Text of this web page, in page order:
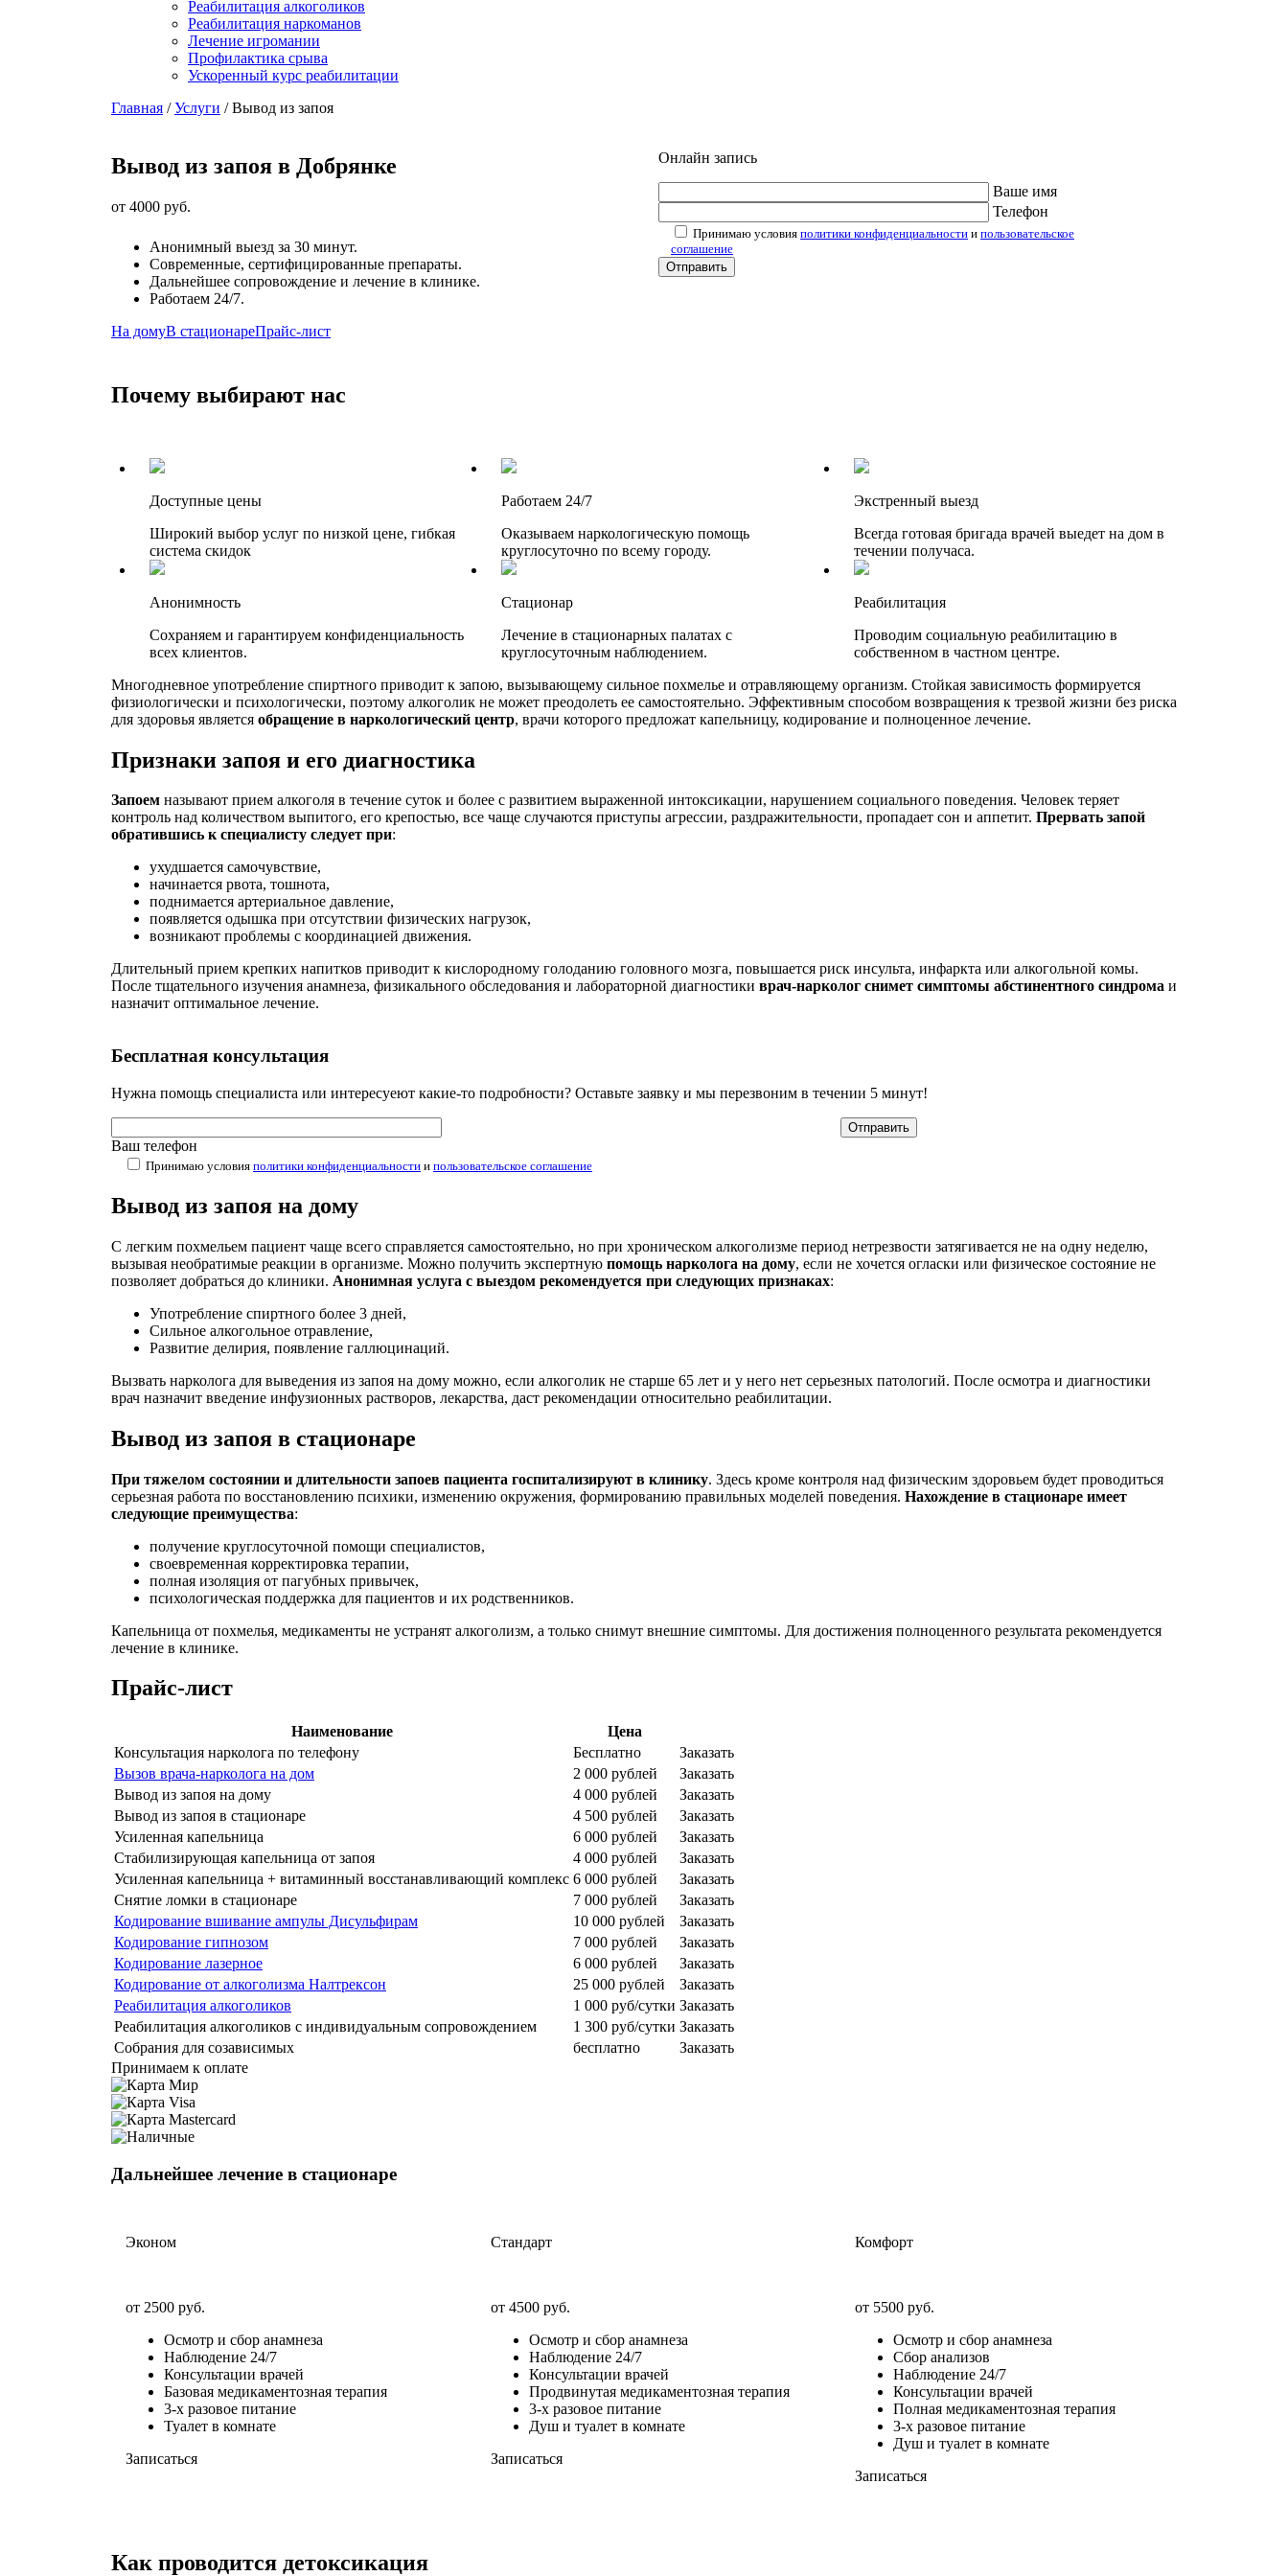
Реабилитация алкоголиков
Реабилитация наркоманов
Лечение игромании
Профилактика срыва
Ускоренный курс реабилитации
Главная /Услуги /Вывод из запоя
Вывод из запоя в Добрянке
от 4000 руб.
Анонимный выезд за 30 минут.
Современные, сертифицированные препараты.
Дальнейшее сопровождение и лечение в клинике.
Работаем 24/7.
На домуВ стационареПрайс-лист
Онлайн запись
Ваше имя
Телефон
Принимаю условия политики конфиденциальности и пользовательское
соглашение
Почему выбирают нас
Доступные цены
Широкий выбор услуг по низкой цене, гибкая
система скидок
Работаем 24/7
Оказываем наркологическую помощь
круглосуточно по всему городу.
Экстренный выезд
Всегда готовая бригада врачей выедет на дом в
течении получаса.
Анонимность
Сохраняем и гарантируем конфиденциальность
всех клиентов.
Стационар
Лечение в стационарных палатах с
круглосуточным наблюдением.
Реабилитация
Проводим социальную реабилитацию в
собственном в частном центре.
Многодневное употребление спиртного приводит к запою, вызывающему сильное похмелье и отравляющему организм. Стойкая зависимость формируется
физиологически и психологически, поэтому алкоголик не может преодолеть ее самостоятельно. Эффективным способом возвращения к трезвой жизни без риска
для здоровья является обращение в наркологический центр, врачи которого предложат капельницу, кодирование и полноценное лечение.
Признаки запоя и его диагностика
Запоем называют прием алкоголя в течение суток и более с развитием выраженной интоксикации, нарушением социального поведения. Человек теряет
контроль над количеством выпитого, его крепостью, все чаще случаются приступы агрессии, раздражительности, пропадает сон и аппетит. Прервать запой
обратившись к специалисту следует при:
ухудшается самочувствие,
начинается рвота, тошнота,
поднимается артериальное давление,
появляется одышка при отсутствии физических нагрузок,
возникают проблемы с координацией движения.
Длительный прием крепких напитков приводит к кислородному голоданию головного мозга, повышается риск инсульта, инфаркта или алкогольной комы.
После тщательного изучения анамнеза, физикального обследования и лабораторной диагностики врач-нарколог снимет симптомы абстинентного синдрома и
назначит оптимальное лечение.
Бесплатная консультация
Нужна помощь специалиста или интересуеют какие-то подробности? Оставьте заявку и мы перезвоним в течении 5 минут!
Ваш телефон
Принимаю условия политики конфиденциальности и пользовательское соглашение
Вывод из запоя на дому
С легким похмельем пациент чаще всего справляется самостоятельно, но при хроническом алкоголизме период нетрезвости затягивается не на одну неделю,
вызывая необратимые реакции в организме. Можно получить экспертную помощь нарколога на дому, если не хочется огласки или физическое состояние не
позволяет добраться до клиники. Анонимная услуга с выездом рекомендуется при следующих признаках:
Употребление спиртного более 3 дней,
Сильное алкогольное отравление,
Развитие делирия, появление галлюцинаций.
Вызвать нарколога для выведения из запоя на дому можно, если алкоголик не старше 65 лет и у него нет серьезных патологий. После осмотра и диагностики
врач назначит введение инфузионных растворов, лекарства, даст рекомендации относительно реабилитации.
Вывод из запоя в стационаре
При тяжелом состоянии и длительности запоев пациента госпитализируют в клинику. Здесь кроме контроля над физическим здоровьем будет проводиться
серьезная работа по восстановлению психики, изменению окружения, формированию правильных моделей поведения. Нахождение в стационаре имеет
следующие преимущества:
получение круглосуточной помощи специалистов,
своевременная корректировка терапии,
полная изоляция от пагубных привычек,
психологическая поддержка для пациентов и их родственников.
Капельница от похмелья, медикаменты не устранят алкоголизм, а только снимут внешние симптомы. Для достижения полноценного результата рекомендуется
лечение в клинике.
Прайс-лист
Наименование
Цена
Консультация нарколога по телефону
Бесплатно
Заказать
Вызов врача-нарколога на дом
2 000 рублей
Заказать
Вывод из запоя на дому
4 000 рублей
Заказать
Вывод из запоя в стационаре
4 500 рублей
Заказать
Усиленная капельница
6 000 рублей
Заказать
Стабилизирующая капельница от запоя
4 000 рублей
Заказать
Усиленная капельница + витаминный восстанавливающий комплекс 6 000 рублей
Заказать
Снятие ломки в стационаре
7 000 рублей
Заказать
Кодирование вшивание ампулы Дисульфирам
10 000 рублей
Заказать
Кодирование гипнозом
7 000 рублей
Заказать
Кодирование лазерное
6 000 рублей
Заказать
Кодирование от алкоголизма Налтрексон
25 000 рублей
Заказать
Реабилитация алкоголиков
1 000 руб/сутки Заказать
Реабилитация алкоголиков с индивидуальным сопровождением
1 300 руб/сутки Заказать
Собрания для созависимых
бесплатно
Заказать
Принимаем к оплате
Дальнейшее лечение в стационаре
Эконом
от 2500 руб.
Осмотр и сбор анамнеза
Наблюдение 24/7
Консультации врачей
Базовая медикаментозная терапия
3-х разовое питание
Туалет в комнате
Записаться
Стандарт
от 4500 руб.
Осмотр и сбор анамнеза
Наблюдение 24/7
Консультации врачей
Продвинутая медикаментозная терапия
3-х разовое питание
Душ и туалет в комнате
Записаться
Комфорт
от 5500 руб.
Осмотр и сбор анамнеза
Сбор анализов
Наблюдение 24/7
Консультации врачей
Полная медикаментозная терапия
3-х разовое питание
Душ и туалет в комнате
Записаться
Как проводится детоксикация